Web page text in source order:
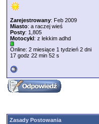
Zarejestrowany: Feb 2009
Miasto: a raczej wieś
Posty: 1,805
Motocykl: z lekkim adhd
Online: 2 miesiące 1 tydzień 2 dni
17 godz 22 min 52 s
Zasady Postowania